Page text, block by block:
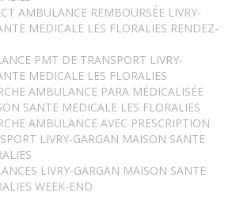
AMBULANCE REMBOURSÉE LIVRY-
MEDICALE LES FLORALIES RENDEZ-
PMT DE TRANSPORT LIVRY-
MEDICALE LES FLORALIES
AMBULANCE PARA MÉDICALISÉE
SANTE MEDICALE LES FLORALIES
AMBULANCE AVEC PRESCRIPTION
LIVRY-GARGAN MAISON SANTE
LIVRY-GARGAN MAISON SANTE
WEEK-END